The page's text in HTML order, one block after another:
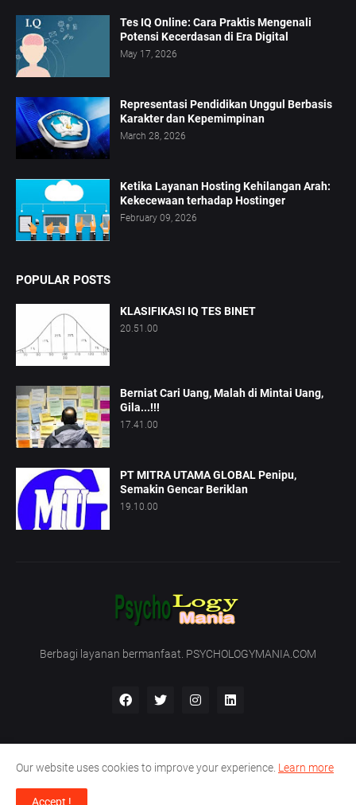
Tes IQ Online: Cara Praktis Mengenali
Potensi Kecerdasan di Era Digital
May 17, 2026
Representasi Pendidikan Unggul Berbasis
Karakter dan Kepemimpinan
March 28, 2026
Ketika Layanan Hosting Kehilangan Arah:
Kekecewaan terhadap Hostinger
February 09, 2026
POPULAR POSTS
KLASIFIKASI IQ TES BINET
20.51.00
Berniat Cari Uang, Malah di Mintai Uang,
Gila...!!!
17.41.00
PT MITRA UTAMA GLOBAL Penipu,
Semakin Gencar Beriklan
19.10.00
Berbagi layanan bermanfaat. PSYCHOLOGYMANIA.COM
Tentang Kami Hubungi Kami
Our website uses cookies to improve your experience. Learn more
Accept !